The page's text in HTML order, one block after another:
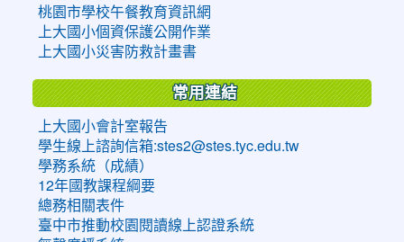
桃園市學校午餐教育資訊網
上大國小個資保護公開作業
上大國小災害防救計畫書
常用連結
上大國小會計室報告
學生線上諮詢信箱:stes2@stes.tyc.edu.tw
學務系統（成績）
12年國教課程綱要
總務相關表件
臺中市推動校園閱讀線上認證系統